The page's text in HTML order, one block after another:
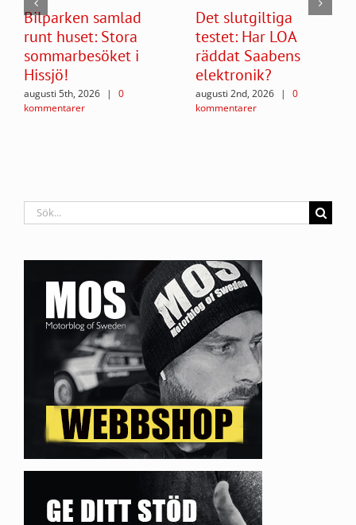
Bilparken samlad
runt huset: Stora
sommarbesöket i
Hissjö!
augusti 5th, 2026 |
0
kommentarer
Det slutgiltiga
testet: Har LOA
räddat Saabens
elektronik?
augusti 2nd, 2026 |
0
kommentarer
Sök
efter: